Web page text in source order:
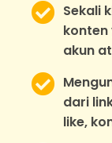
Sekali
akun
dari
like,